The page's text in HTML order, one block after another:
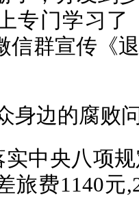
专门学习
信群宣传《
身边的腐败
中央八项
旅费1140元